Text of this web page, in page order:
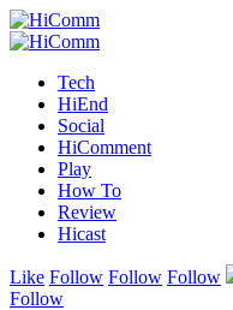
Tech
HiEnd
Social
HiComment
Play
How To
Review
Hicast
Like Follow Follow Follow
Follow